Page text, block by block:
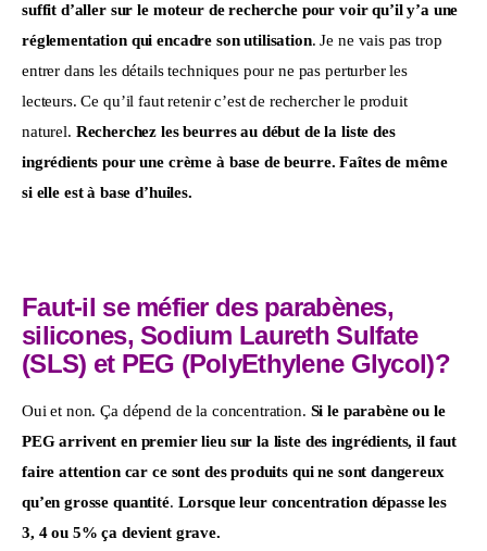
suffit d’aller sur le moteur de recherche pour voir qu’il y’a une
réglementation qui encadre son utilisation. Je ne vais pas trop
entrer dans les détails techniques pour ne pas perturber les
lecteurs. Ce qu’il faut retenir c’est de rechercher le produit
naturel. Recherchez les beurres au début de la liste des
ingrédients pour une crème à base de beurre. Faîtes de même
si elle est à base d’huiles.
Faut-il se méfier des parabènes,
silicones, Sodium Laureth Sulfate
(SLS) et PEG (PolyEthylene Glycol)?
Oui et non. Ça dépend de la concentration. Si le parabène ou le
PEG arrivent en premier lieu sur la liste des ingrédients, il faut
faire attention car ce sont des produits qui ne sont dangereux
qu’en grosse quantité. Lorsque leur concentration dépasse les
3, 4 ou 5% ça devient grave.